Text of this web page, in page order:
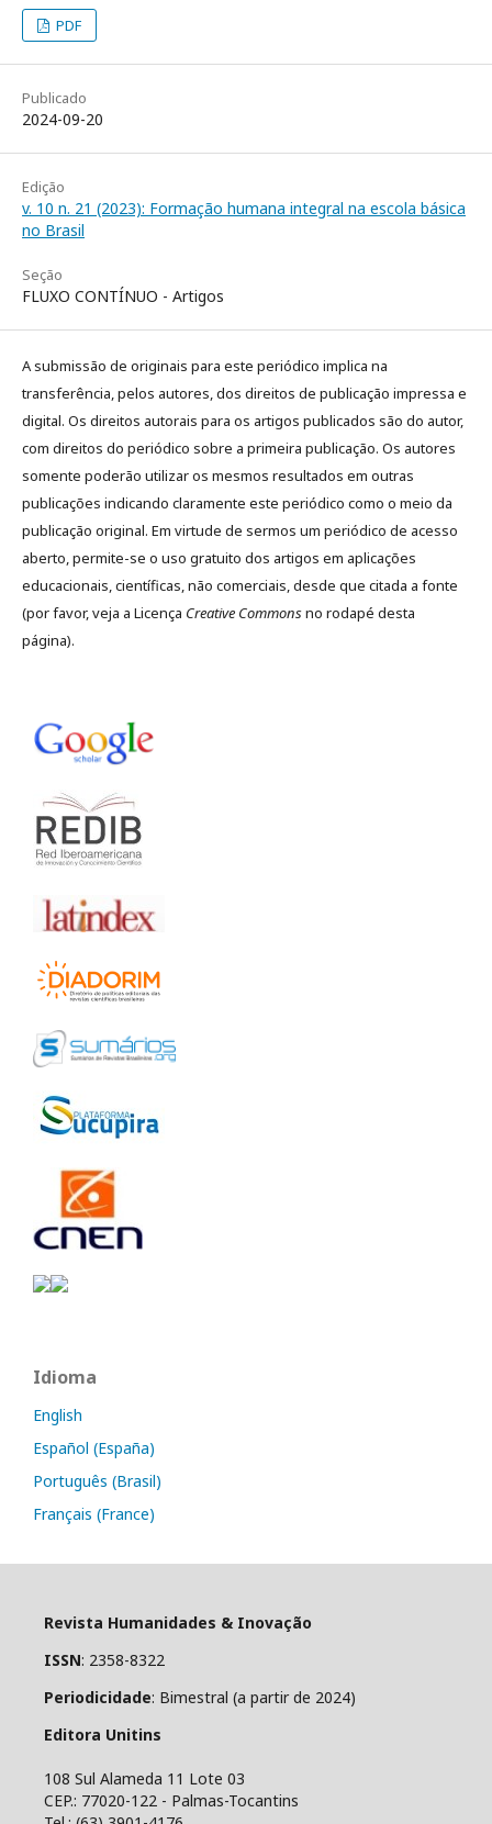
PDF
Publicado
2024-09-20
Edição
v. 10 n. 21 (2023): Formação humana integral na escola básica
no Brasil
Seção
FLUXO CONTÍNUO - Artigos
A submissão de originais para este periódico implica na
transferência, pelos autores, dos direitos de publicação impressa e
digital. Os direitos autorais para os artigos publicados são do autor,
com direitos do periódico sobre a primeira publicação. Os autores
somente poderão utilizar os mesmos resultados em outras
publicações indicando claramente este periódico como o meio da
publicação original. Em virtude de sermos um periódico de acesso
aberto, permite-se o uso gratuito dos artigos em aplicações
educacionais, científicas, não comerciais, desde que citada a fonte
(por favor, veja a Licença Creative Commonsno rodapé desta
página).
Idioma
English
Español (España)
Português (Brasil)
Français (France)
Revista Humanidades & Inovação
ISSN: 2358-8322
Periodicidade: Bimestral (a partir de 2024)
Editora Unitins
108 Sul Alameda 11 Lote 03
CEP.: 77020-122 - Palmas-Tocantins